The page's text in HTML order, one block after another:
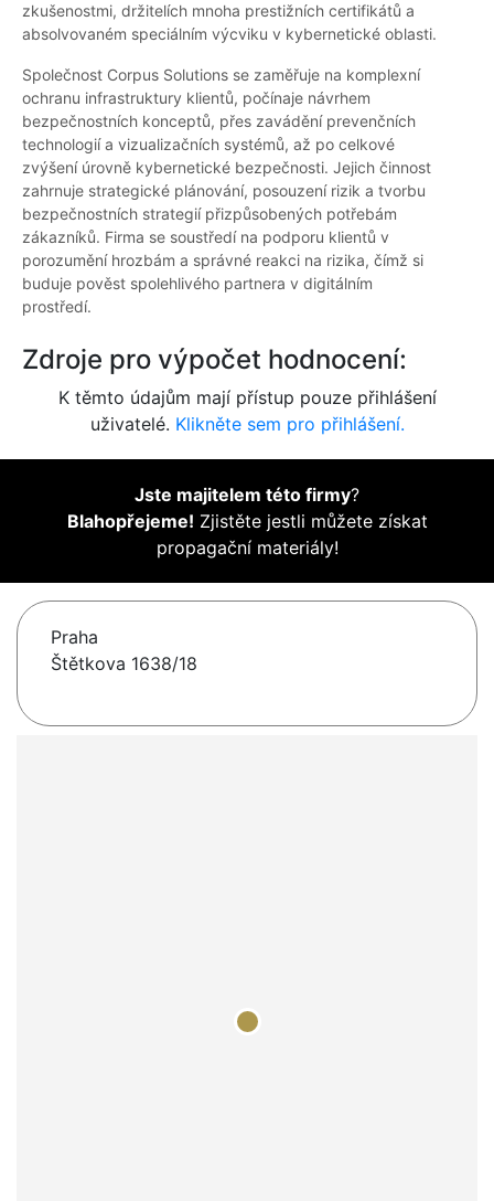
zkušenostmi, držitelích mnoha prestižních certifikátů a
absolvovaném speciálním výcviku v kybernetické oblasti.
Společnost Corpus Solutions se zaměřuje na komplexní
ochranu infrastruktury klientů, počínaje návrhem
bezpečnostních konceptů, přes zavádění prevenčních
technologií a vizualizačních systémů, až po celkové
zvýšení úrovně kybernetické bezpečnosti. Jejich činnost
zahrnuje strategické plánování, posouzení rizik a tvorbu
bezpečnostních strategií přizpůsobených potřebám
zákazníků. Firma se soustředí na podporu klientů v
porozumění hrozbám a správné reakci na rizika, čímž si
buduje pověst spolehlivého partnera v digitálním
prostředí.
Zdroje pro výpočet hodnocení:
K těmto údajům mají přístup pouze přihlášení
uživatelé. Klikněte sem pro přihlášení.
Jste majitelem této firmy?
Blahopřejeme! Zjistěte jestli můžete získat
propagační materiály!
Praha
Štětkova 1638/18